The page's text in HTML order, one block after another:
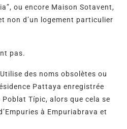
ou encore Maison Sotavent,
non d’un logement particulier
pas.
des noms obsolètes ou
Pattaya enregistrée
Típic, alors que cela se
à Empuriabrava et